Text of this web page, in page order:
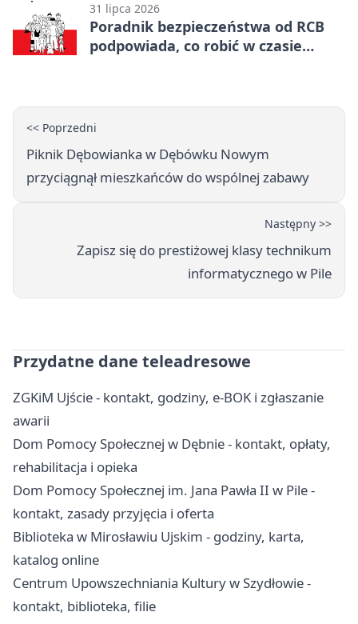
31 lipca 2026
Poradnik bezpieczeństwa od RCB
podpowiada, co robić w czasie
<< Poprzedni
Piknik Dębowianka w Dębówku Nowym
przyciągnął mieszkańców do wspólnej zabawy
Następny >>
Zapisz się do prestiżowej klasy technikum
informatycznego w Pile
Przydatne dane teleadresowe
ZGKiM Ujście - kontakt, godziny, e-BOK i zgłaszanie
awarii
Dom Pomocy Społecznej w Dębnie - kontakt, opłaty,
rehabilitacja i opieka
Dom Pomocy Społecznej im. Jana Pawła II w Pile -
kontakt, zasady przyjęcia i oferta
Biblioteka w Mirosławiu Ujskim - godziny, karta,
katalog online
Centrum Upowszechniania Kultury w Szydłowie -
kontakt, biblioteka, filie